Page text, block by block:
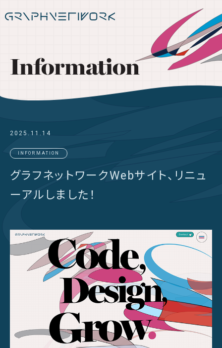
Information
2025.11.14
INFORMATION
グラフネットワークWebサイト、リニュ
ーアルしました！